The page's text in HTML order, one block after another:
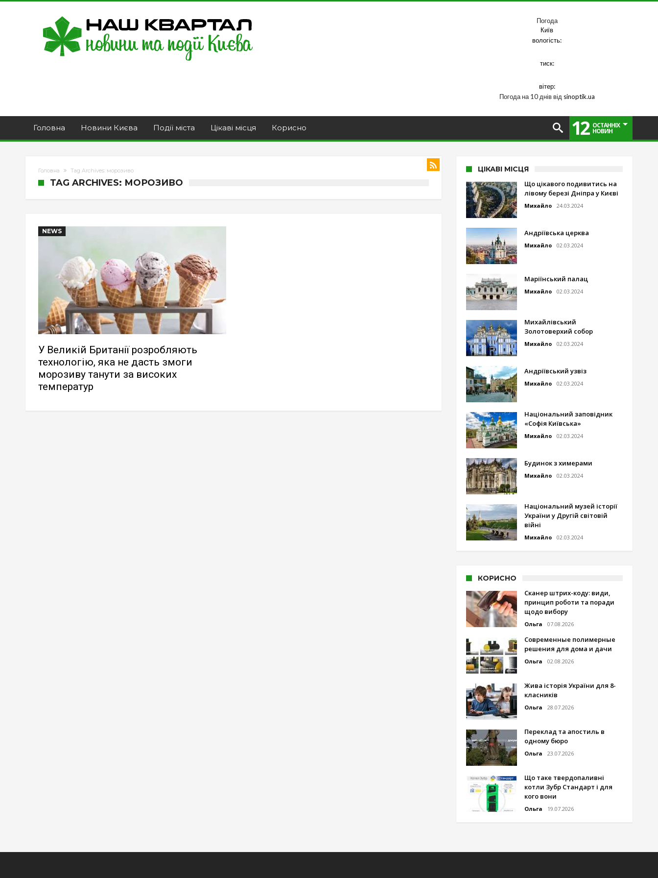
Погода
Київ
вологість:
тиск:
вітер:
Погода на 10 днів від sinoptik.ua
Головна Новини Києва Події міста Цікаві місця Корисно 12 ОСТАННІХ
НОВИН
Головна Tag Archives: морозиво
TAG ARCHIVES: МОРОЗИВО
NEWS
У Великій Британії розробляють
технологію, яка не дасть змоги
морозиву танути за високих
температур
ЦІКАВІ МІСЦЯ
Що цікавого подивитись на
лівому березі Дніпра у Києві
Михайло 24.03.2024
Андріївська церква
Михайло 02.03.2024
Маріїнський палац
Михайло 02.03.2024
Михайлівський
Золотоверхий собор
Михайло 02.03.2024
Андріївський узвіз
Михайло 02.03.2024
Національний заповідник
«Софія Київська»
Михайло 02.03.2024
Будинок з химерами
Михайло 02.03.2024
Національний музей історії
України у Другій світовій
війні
Михайло 02.03.2024
КОРИСНО
Сканер штрих-коду: види,
принцип роботи та поради
щодо вибору
Ольга 07.08.2026
Современные полимерные
решения для дома и дачи
Ольга 02.08.2026
Жива історія України для 8-
класників
Ольга 28.07.2026
Переклад та апостиль в
одному бюро
Ольга 23.07.2026
Що таке твердопаливні
котли Зубр Стандарт і для
кого вони
Ольга 19.07.2026